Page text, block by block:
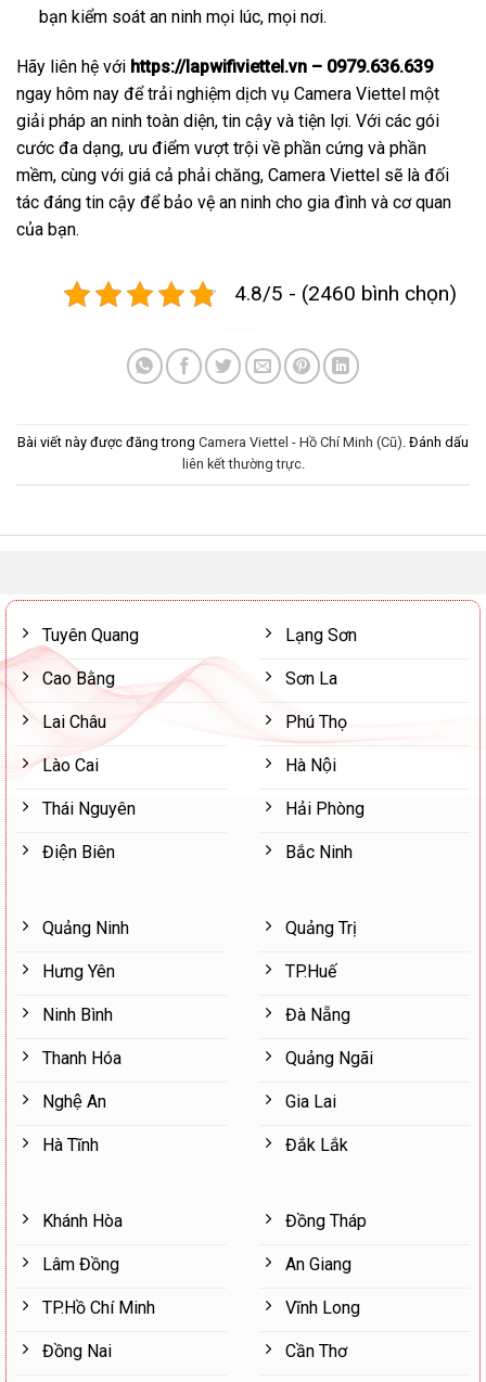
bạn kiểm soát an ninh mọi lúc, mọi nơi.
Hãy liên hệ với https://lapwifiviettel.vn – 0979.636.639
ngay hôm nay để trải nghiệm dịch vụ Camera Viettel một
giải pháp an ninh toàn diện, tin cậy và tiện lợi. Với các gói
cước đa dạng, ưu điểm vượt trội về phần cứng và phần
mềm, cùng với giá cả phải chăng, Camera Viettel sẽ là đối
tác đáng tin cậy để bảo vệ an ninh cho gia đình và cơ quan
của bạn.
4.8/5 - (2460 bình chọn)
Bài viết này được đăng trong Camera Viettel - Hồ Chí Minh (Cũ). Đánh dấu
liên kết thường trực.
Tuyên Quang
Cao Bằng
Lai Châu
Lào Cai
Thái Nguyên
Điện Biên
Lạng Sơn
Sơn La
Phú Thọ
Hà Nội
Hải Phòng
Bắc Ninh
Quảng Ninh
Hưng Yên
Ninh Bình
Thanh Hóa
Nghệ An
Hà Tĩnh
Quảng Trị
TP.Huế
Đà Nẵng
Quảng Ngãi
Gia Lai
Đắk Lắk
Khánh Hòa
Lâm Đồng
TP.Hồ Chí Minh
Đồng Nai
Đồng Tháp
An Giang
Vĩnh Long
Cần Thơ